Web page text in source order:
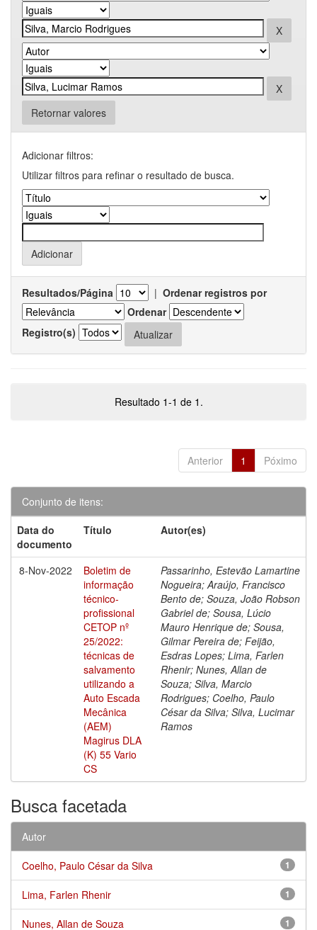
Retornar valores
Adicionar filtros:
Utilizar filtros para refinar o resultado de busca.
Resultados/Página | Ordenar registros por
Ordenar
Registro(s)
Resultado 1-1 de 1.
Anterior 1 Póximo
Conjunto de itens:
Data do
documento
Título Autor(es)
8-Nov-2022
Boletim de
informação
técnico-
profissional
CETOP nº
25/2022:
técnicas de
salvamento
utilizando a
Auto Escada
Mecânica
(AEM)
Magirus DLA
(K) 55 Vario
CS
Passarinho, Estevão Lamartine
Nogueira; Araújo, Francisco
Bento de; Souza, João Robson
Gabriel de; Sousa, Lúcio
Mauro Henrique de; Sousa,
Gilmar Pereira de; Feijão,
Esdras Lopes; Lima, Farlen
Rhenir; Nunes, Allan de
Souza; Silva, Marcio
Rodrigues; Coelho, Paulo
César da Silva; Silva, Lucimar
Ramos
Busca facetada
Autor
1
Coelho, Paulo César da Silva
1
Lima, Farlen Rhenir
1
Nunes, Allan de Souza